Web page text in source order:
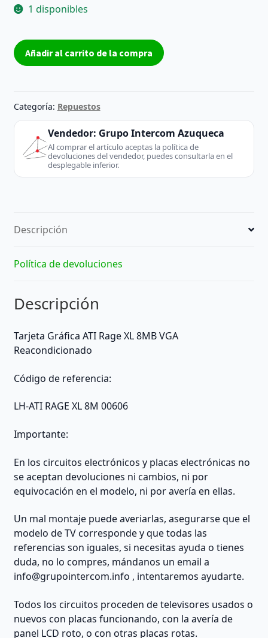
1 disponibles
Tarjeta
gráfica
AGP
ATI
8MB
VGA
(Desktop
Server)
de
sobremesa
cantidad
Añadir al carrito de la compra
Categoría: Repuestos
Vendedor: Grupo Intercom Azuqueca
Al comprar el artículo aceptas la política de
devoluciones del vendedor, puedes consultarla en el
desplegable inferior.
Descripción
Política de devoluciones
Descripción
Tarjeta Gráfica ATI Rage XL 8MB VGA
Reacondicionado
Código de referencia:
LH-ATI RAGE XL 8M 00606
Importante:
En los circuitos electrónicos y placas electrónicas no
se aceptan devoluciones ni cambios, ni por
equivocación en el modelo, ni por avería en ellas.
Un mal montaje puede averiarlas, asegurarse que el
modelo de TV corresponde y que todas las
referencias son iguales, si necesitas ayuda o tienes
duda, no lo compres, mándanos un email a
info@grupointercom.info , intentaremos ayudarte.
Todos los circuitos proceden de televisores usados o
nuevos con placas funcionando, con la avería de
panel LCD roto, o con otras placas rotas.